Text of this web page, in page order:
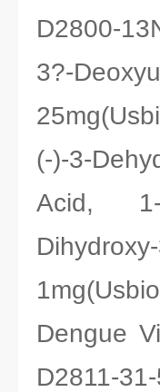
D2800-
3?-
(-)-3-
Acid, 1-
Dengue
D2811-